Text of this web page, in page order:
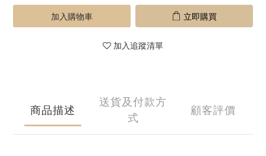
加入購物車 立即購買
加入追蹤清單
商品描述
送貨及付款方
式
顧客評價